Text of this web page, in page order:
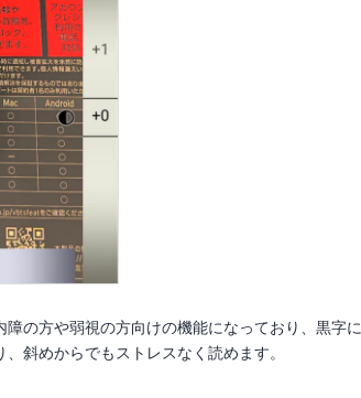
障の方や弱視の方向けの機能になっており、黒字に
斜めからでもストレスなく読めます。